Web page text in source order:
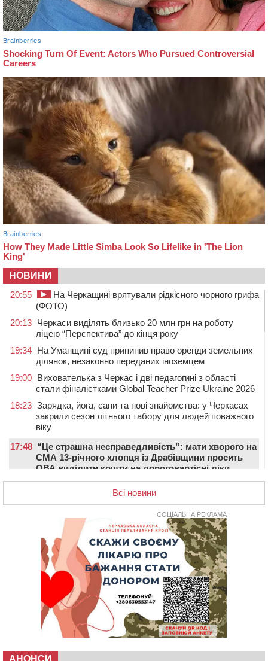
НОВИНИ
20:55
На Черкащині врятували рідкісного чорного грифа
(ФОТО)
20:13 Черкаси виділять близько 20 млн грн на роботу
ліцею “Перспектива” до кінця року
19:34 На Уманщині суд припинив право оренди земельних
ділянок, незаконно переданих іноземцем
19:00 Вихователька з Черкас і дві педагогині з області
стали фіналістками Global Teacher Prize Ukraine 2026
18:23 Зарядка, йога, сапи та нові знайомства: у Черкасах
закрили сезон літнього табору для людей поважного
віку
17:48 “Це страшна несправедливість”: мати хворого на
СМА 13-річного хлопця із Драбівщини просить
ОВА виділити кошти на дороговартісні ліки
На Уманщині судитимуть колишню очільницю відділу
освіти через закупівлю електрики за завищеною
У Черкасах провели в останню путь двох
загиблих воїнів
До 1 вересня у Черкасах оновлюють дорожню
розмітку біля навчальних закладів (ФОТОФАКТ)
На честь загиблого захисника і чемпіона світу в
Черкасах відкрили спортивно-реабілітаційний центр
На Звенигородщині, попри заборону міськради,
проведуть “Ше.Fest”
роботі електромереж та комунальних служб
Всі новини
СОЦІАЛЬНА РЕКЛАМА
АНОНСИ